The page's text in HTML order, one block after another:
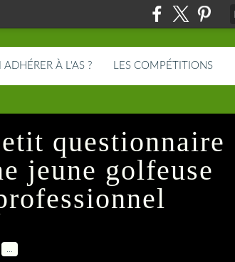
À L'AS ? LES COMPÉTITIONS
questionnaire
jeune golfeuse